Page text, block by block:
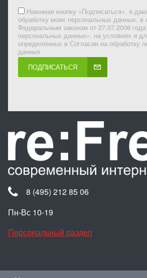
Нажимая кнопку «Подписаться», я
обработку моих персональных данных, в
Федеральным законом от 27.07.2006
персональных данных», на условиях и
определенных в Согласии на обработку
данных
ПОДПИСАТЬСЯ
8 (495) 212 85 06
Пн-Вс 10-19
Персональный раздел